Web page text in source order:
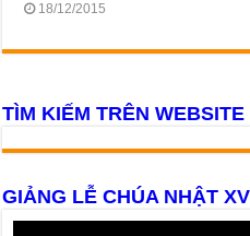
18/12/2015
TÌM KIẾM TRÊN WEBSITE
GIẢNG LỄ CHÚA NHẬT